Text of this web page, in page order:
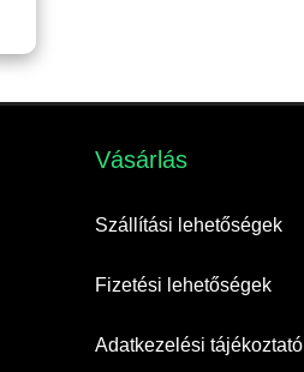
Vásárlás​
Szállítási lehetőségek
Fizetési lehetőségek
Adatkezelési tájékoztató